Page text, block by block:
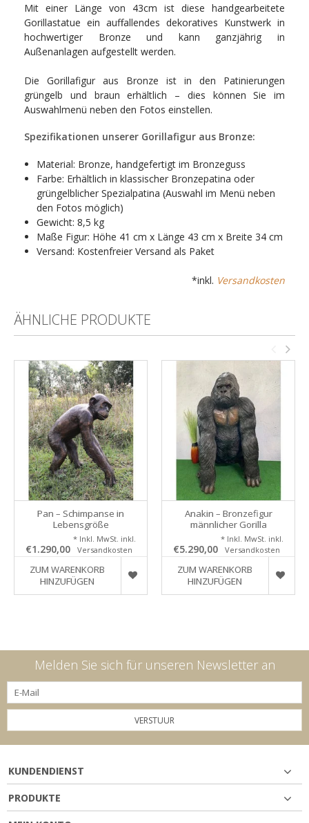
Mit einer Länge von 43cm ist diese handgearbeitete
Gorillastatue ein auffallendes dekoratives Kunstwerk in
hochwertiger Bronze und kann ganzjährig in
Außenanlagen aufgestellt werden.
Die Gorillafigur aus Bronze ist in den Patinierungen
grüngelb und braun erhältlich – dies können Sie im
Auswahlmenü neben den Fotos einstellen.
Spezifikationen unserer Gorillafigur aus Bronze:
Material: Bronze, handgefertigt im Bronzeguss
Farbe: Erhältlich in klassischer Bronzepatina oder
grüngelblicher Spezialpatina (Auswahl im Menü neben
den Fotos möglich)
Gewicht: 8,5 kg
Maße Figur: Höhe 41 cm x Länge 43 cm x Breite 34 cm
Versand: Kostenfreier Versand als Paket
*inkl. Versandkosten
ÄHNLICHE PRODUKTE
Pan – Schimpanse in
Lebensgröße
€1.290,00
* Inkl. MwSt. inkl.
Versandkosten
ZUM WARENKORB
HINZUFÜGEN
Anakin – Bronzefigur
männlicher Gorilla
€5.290,00
* Inkl. MwSt. inkl.
Versandkosten
ZUM WARENKORB
HINZUFÜGEN
Melden Sie sich für unseren Newsletter an
VERSTUUR
KUNDENDIENST
PRODUKTE